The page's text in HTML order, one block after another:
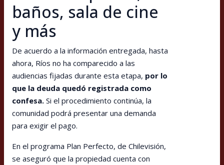
baños, sala de cine
y más
De acuerdo a la información entregada, hasta
ahora, Ríos no ha comparecido a las
audiencias fijadas durante esta etapa, por lo
que la deuda quedó registrada como
confesa. Si el procedimiento continúa, la
comunidad podrá presentar una demanda
para exigir el pago.
En el programa Plan Perfecto, de Chilevisión,
se aseguró que la propiedad cuenta con